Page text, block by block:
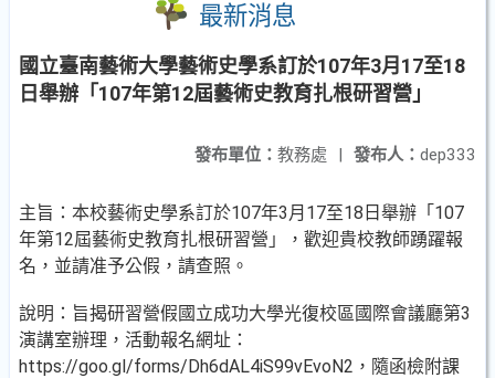
最新消息
國立臺南藝術大學藝術史學系訂於107年3月17至18
日舉辦「107年第12屆藝術史教育扎根研習營」
發布人： dep333
發布單位： 教務處 |
主旨：本校藝術史學系訂於107年3月17至18日舉辦「107
年第12屆藝術史教育扎根研習營」，歡迎貴校教師踴躍報
名，並請准予公假，請查照。
說明：旨揭研習營假國立成功大學光復校區國際會議廳第3
演講室辦理，活動報名網址：
https://goo.gl/forms/Dh6dAL4iS99vEvoN2，隨函檢附課